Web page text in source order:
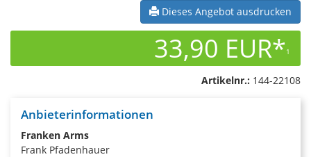
Dieses Angebot ausdrucken
33,90 EUR*1
Artikelnr.: 144-22108
Anbieterinformationen
Franken Arms
Frank Pfadenhauer